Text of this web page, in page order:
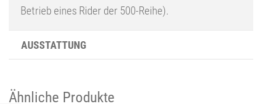
Betrieb eines Rider der 500-Reihe).
AUSSTATTUNG
Ähnliche Produkte